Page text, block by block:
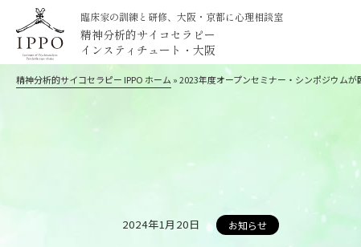
臨床家の訓練と研修、大阪・京都に心理相談室
精神分析的サイコセラピー
インスティチュート・大阪
精神分析的サイコセラピー IPPO ホーム »2023年度オープンセミナー・シンポジウム
2024年1月20日 お知らせ